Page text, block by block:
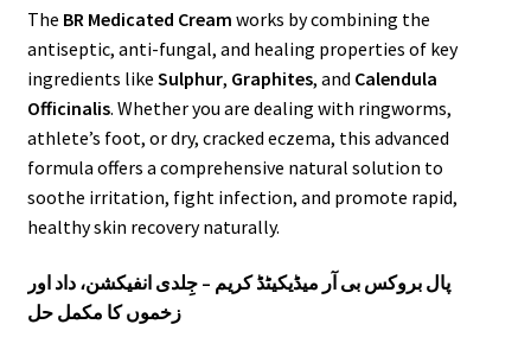
The BR Medicated Cream works by combining the
antiseptic, anti-fungal, and healing properties of key
ingredients like Sulphur, Graphites, and Calendula
Officinalis. Whether you are dealing with ringworms,
athlete’s foot, or dry, cracked eczema, this advanced
formula offers a comprehensive natural solution to
soothe irritation, fight infection, and promote rapid,
healthy skin recovery naturally.
پال بروکس بی آر میڈیکیٹڈ کریم – جِلدی انفیکشن، داد اور
زخموں کا مکمل حل